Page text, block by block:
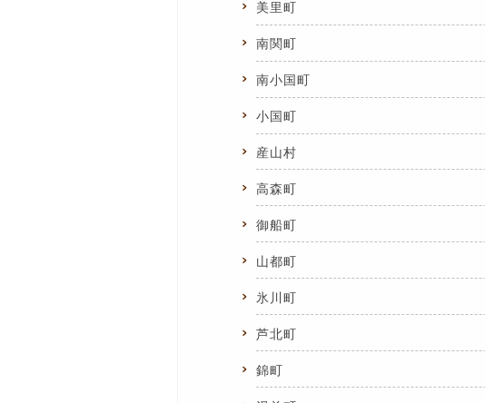
美里町
南関町
南小国町
小国町
産山村
高森町
御船町
山都町
氷川町
芦北町
錦町